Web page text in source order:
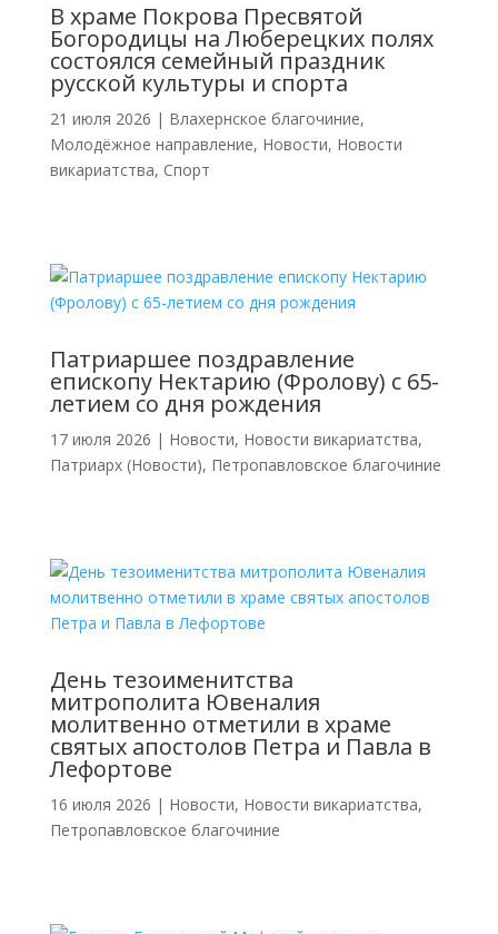
В храме Покрова Пресвятой
Богородицы на Люберецких полях
состоялся семейный праздник
русской культуры и спорта
21 июля 2026 | Влахернское благочиние,
Молодёжное направление, Новости, Новости
викариатства, Спорт
Патриаршее поздравление
епископу Нектарию (Фролову) с 65-
летием со дня рождения
17 июля 2026 | Новости, Новости викариатства,
Патриарх (Новости), Петропавловское благочиние
День тезоименитства
митрополита Ювеналия
молитвенно отметили в храме
святых апостолов Петра и Павла в
Лефортове
16 июля 2026 | Новости, Новости викариатства,
Петропавловское благочиние